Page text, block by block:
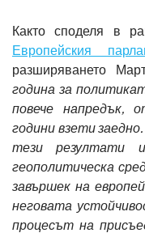
Както споделя в
Европейския
разширяването
година за
повече напредък,
години взети
тези резултати
геополитическа
завършек на
неговата
процесът на